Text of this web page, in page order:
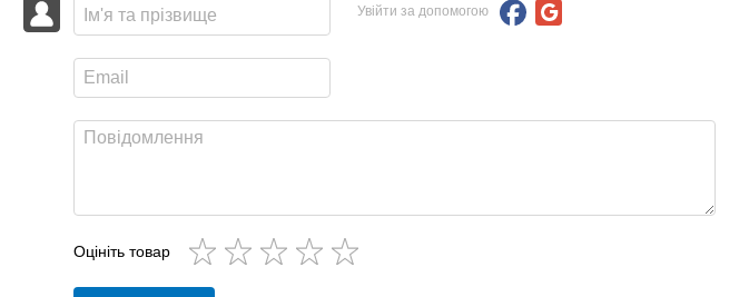
Увійти за допомогою
Оцініть товар